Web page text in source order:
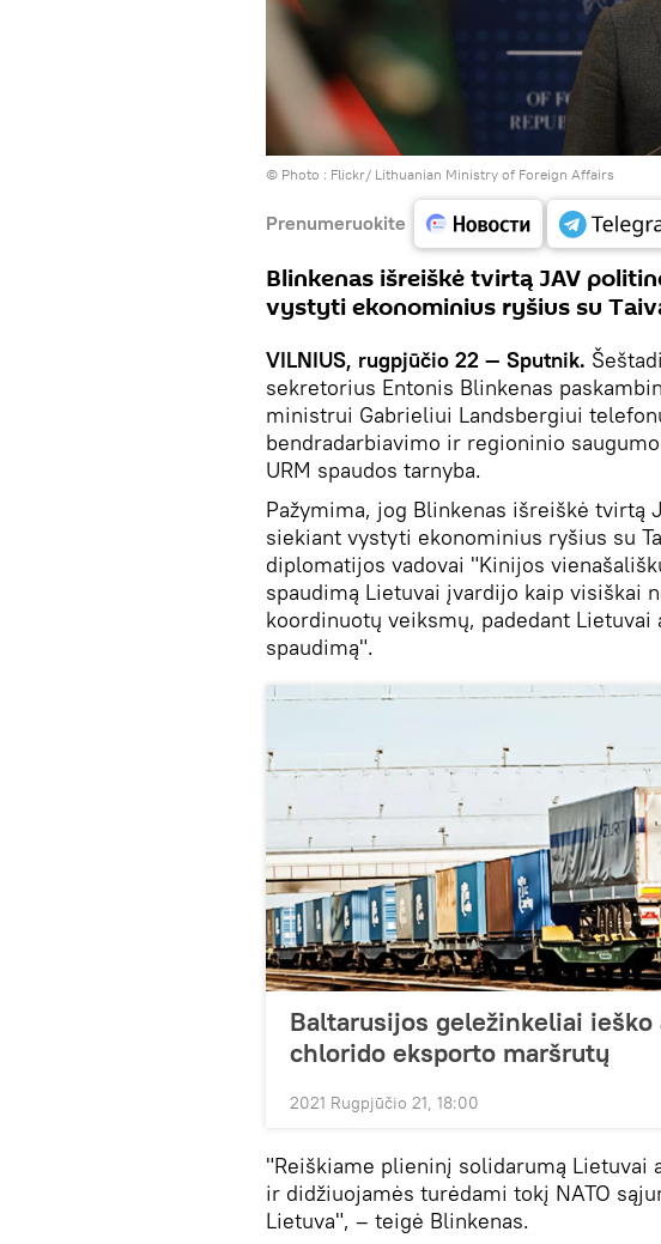
© Photo : Flickr/ Lithuanian Ministry of Foreign Affairs
Prenumeruokite
Blinkenas išreiškė tvirtą JAV
vystyti ekonominius ryšius su
VILNIUS, rugpjūčio 22 — Sputnik.
sekretorius Entonis Blinkenas
ministrui Gabrieliui Landsbergiui
bendradarbiavimo ir regioninio
URM spaudos tarnyba.
Pažymima, jog Blinkenas išreiškė tvirtą
siekiant vystyti ekonominius ryšius su
diplomatijos vadovai "Kinijos
spaudimą Lietuvai įvardijo kaip visiškai
koordinuotų veiksmų, padedant
spaudimą".
Baltarusijos geležinkeliai
chlorido eksporto maršrutų
2021 Rugpjūčio 21, 18:00
"Reiškiame plieninį solidarumą Lietuvai
ir didžiuojamės turėdami tokį NATO
Lietuva", – teigė Blinkenas.